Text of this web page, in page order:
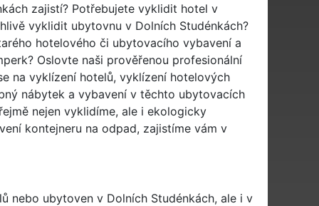
zajistí? Potřebujete vyklidit hotel v
vyklidit ubytovnu v Dolních Studénkách?
hotelového či ubytovacího vybavení a
Oslovte naši prověřenou profesionální
na vyklízení hotelů, vyklízení hotelových
nábytek a vybavení v těchto ubytovacích
nejen vyklidíme, ale i ekologicky
kontejneru na odpad, zajistíme vám v
nebo ubytoven v Dolních Studénkách, ale i v